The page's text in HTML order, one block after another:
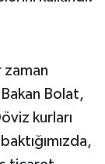
zaman
Bakan Bolat,
kurları